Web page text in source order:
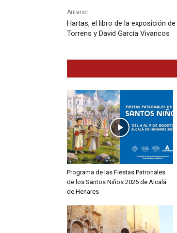
Anterior
Hartas, el libro de la exposición
Torrens y David García Vivancos
Programa de las Fiestas Patronales
de los Santos Niños 2026 de Alcalá
de Henares